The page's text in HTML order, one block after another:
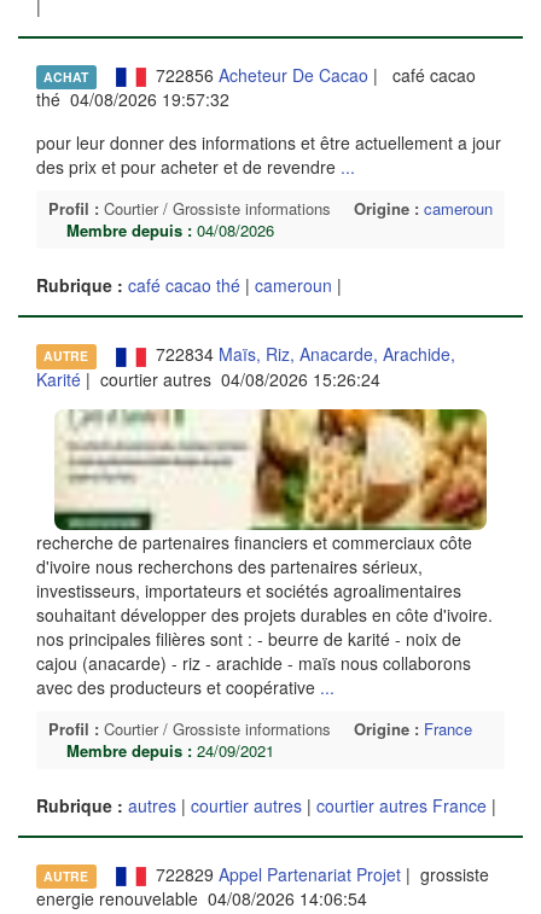
ACHAT 722856 Acheteur De Cacao | café cacao
thé 04/08/2026 19:57:32
pour leur donner des informations et être actuellement a jour
des prix et pour acheter et de revendre ...
Profil : Courtier / Grossiste informations Origine : cameroun
Membre depuis : 04/08/2026
Rubrique : café cacao thé | cameroun |
AUTRE 722834 Maïs, Riz, Anacarde, Arachide,
Karité | courtier autres 04/08/2026 15:26:24
recherche de partenaires financiers et commerciaux côte
d'ivoire nous recherchons des partenaires sérieux,
investisseurs, importateurs et sociétés agroalimentaires
souhaitant développer des projets durables en côte d'ivoire.
nos principales filières sont : - beurre de karité - noix de
cajou (anacarde) - riz - arachide - maïs nous collaborons
avec des producteurs et coopérative ...
Profil : Courtier / Grossiste informations Origine : France
Membre depuis : 24/09/2021
Rubrique : autres | courtier autres | courtier autres France |
AUTRE 722829 Appel Partenariat Projet| grossiste
energie renouvelable 04/08/2026 14:06:54